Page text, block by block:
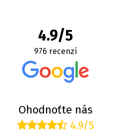
4.9/5
976 recenzí
Ohodnoťte nás
4.9/5